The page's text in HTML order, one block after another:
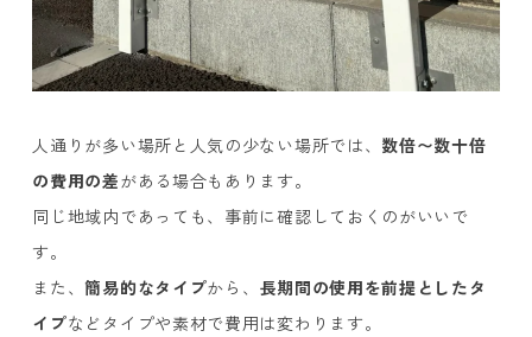
人通りが多い場所と人気の少ない場所では、 数倍〜数十倍
の費用の差がある場合もあります。
同じ地域内であっても、事前に確認しておくのがいいで
す。
また、簡易的なタイプから、 長期間の使用を前提としたタ
イプなどタイプや素材で費用は変わります。